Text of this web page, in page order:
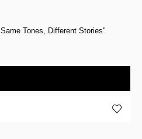
Tones, Different Stories"